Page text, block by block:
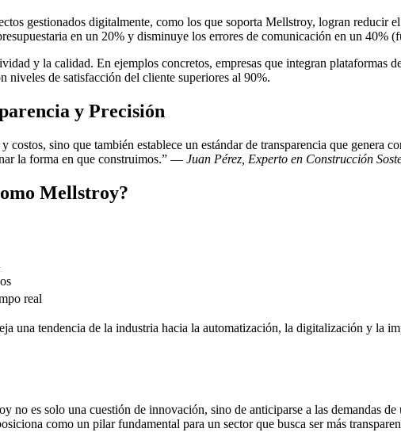
gestionados digitalmente, como los que soporta Mellstroy, logran reducir
en un 20% y disminuye los errores de comunicación en un 40%
y la calidad. En ejemplos concretos, empresas que integran plataformas
niveles de satisfacción del cliente superiores al 90%.
y Precisión
sino que también establece un estándar de transparencia que genera
la forma en que construimos.” — Juan Pérez, Experto en Construcción
Mellstroy?
real
una tendencia de la industria hacia la automatización, la digitalización y la
es solo una cuestión de innovación, sino de anticiparse a las demandas
como un pilar fundamental para un sector que busca ser más